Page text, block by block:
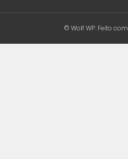
© Wolf WP. Feito com